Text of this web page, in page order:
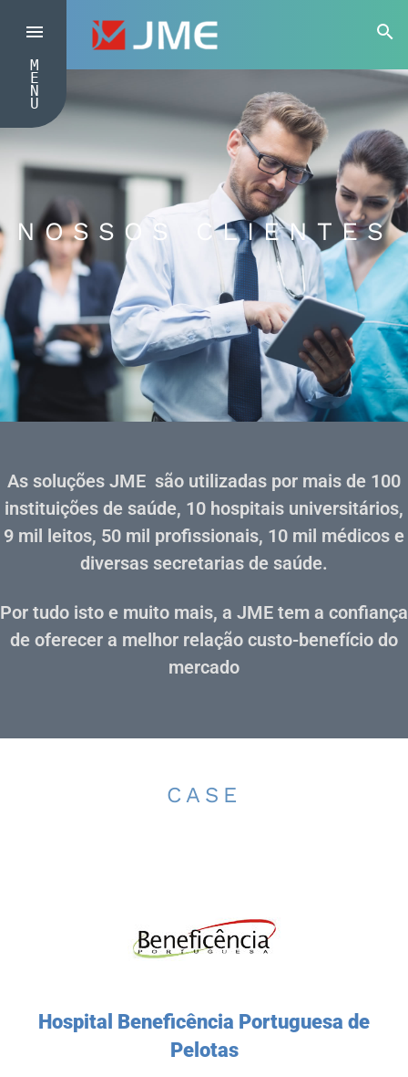
M
E
N
U
NOSSOS CLIENTES
As soluções JME são utilizadas por mais de 100
instituições de saúde, 10 hospitais universitários,
9 mil leitos, 50 mil profissionais, 10 mil médicos e
diversas secretarias de saúde.
Por tudo isto e muito mais, a JME tem a confiança
de oferecer a melhor relação custo-benefício do
mercado
CASE
Hospital Beneficência Portuguesa de
Pelotas